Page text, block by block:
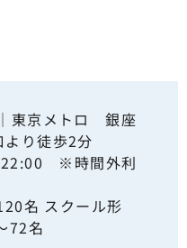
東京メトロ 銀座
り徒歩2分
22:00 ※時間外利
名 スクール形
72名